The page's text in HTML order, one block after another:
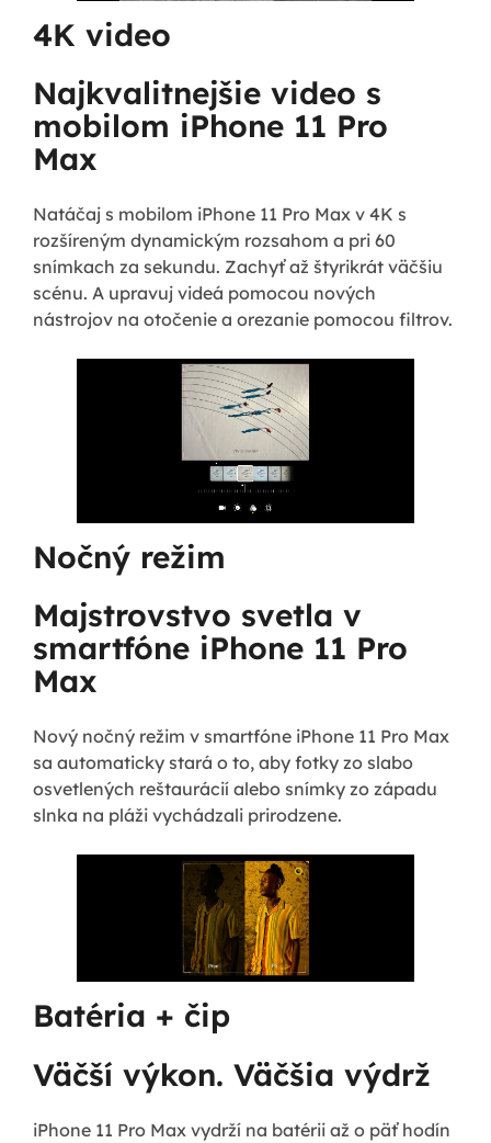
4K video
Najkvalitnejšie video s
mobilom iPhone 11 Pro
Max
Natáčaj s mobilom iPhone 11 Pro Max v 4K s
rozšíreným dynamickým rozsahom a pri 60
snímkach za sekundu. Zachyť až štyrikrát väčšiu
scénu. A upravuj videá pomocou nových
nástrojov na otočenie a orezanie pomocou filtrov.
Nočný režim
Majstrovstvo svetla v
smartfóne iPhone 11 Pro
Max
Nový nočný režim v smartfóne iPhone 11 Pro Max
sa automaticky stará o to, aby fotky zo slabo
osvetlených reštaurácií alebo snímky zo západu
slnka na pláži vychádzali prirodzene.
Batéria + čip
Väčší výkon. Väčšia výdrž
iPhone 11 Pro Max vydrží na batérii až o päť hodín